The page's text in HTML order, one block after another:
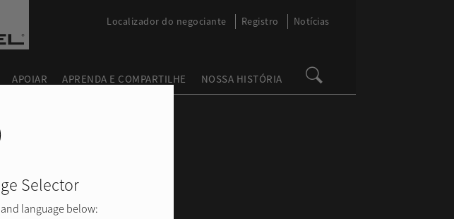
APOIAR APRENDA E COMPARTILHE NOSSA HISTÓRIA
Localizador do negociante Registro Notícias
Selector
language below: